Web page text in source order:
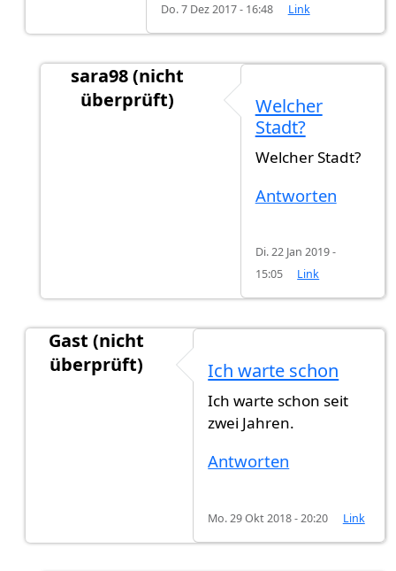
Do. 7 Dez 2017 - 16:48 Link
sara98 (nicht
überprüft)
Hallo, bei mir hat es knapp 4
Welcher
Stadt?
Welcher Stadt?
Antworten
Di. 22 Jan 2019 -
15:05
Link
Gast (nicht
überprüft)
Mir wurde gesagt 1 jahr undvon
Ich warte schon
Ich warte schon seit
zwei Jahren.
Antworten
Mo. 29 Okt 2018 - 20:20 Link